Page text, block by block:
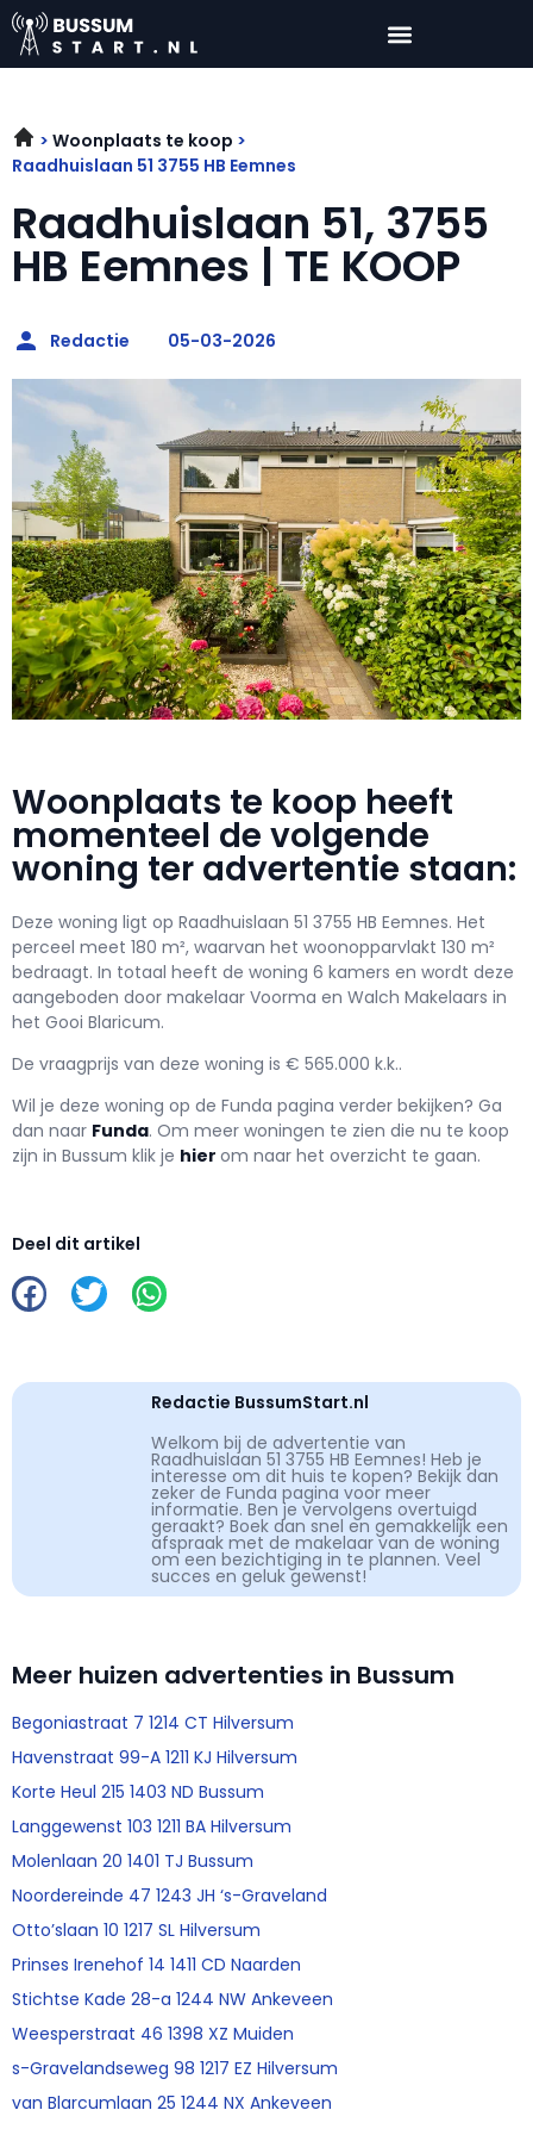
Woonplaats te koop
Raadhuislaan 51 3755 HB Eemnes
Raadhuislaan 51, 3755
HB Eemnes | TE KOOP
Redactie 05-03-2026
Woonplaats te koop heeft
momenteel de volgende
woning ter advertentie staan:
Deze woning ligt op Raadhuislaan 51 3755 HB Eemnes. Het
perceel meet 180 m², waarvan het woonopparvlakt 130 m²
bedraagt. In totaal heeft de woning 6 kamers en wordt deze
aangeboden door makelaar Voorma en Walch Makelaars in
het Gooi Blaricum.
De vraagprijs van deze woning is € 565.000 k.k..
Wil je deze woning op de Funda pagina verder bekijken? Ga
dan naar Funda. Om meer woningen te zien die nu te koop
zijn in Bussum klik je hier om naar het overzicht te gaan.
Deel dit artikel
Redactie BussumStart.nl
Welkom bij de advertentie van
Raadhuislaan 51 3755 HB Eemnes! Heb je
interesse om dit huis te kopen? Bekijk dan
zeker de Funda pagina voor meer
informatie. Ben je vervolgens overtuigd
geraakt? Boek dan snel en gemakkelijk een
afspraak met de makelaar van de woning
om een bezichtiging in te plannen. Veel
succes en geluk gewenst!
Meer huizen advertenties in Bussum
Begoniastraat 7 1214 CT Hilversum
Havenstraat 99-A 1211 KJ Hilversum
Korte Heul 215 1403 ND Bussum
Langgewenst 103 1211 BA Hilversum
Molenlaan 20 1401 TJ Bussum
Noordereinde 47 1243 JH ‘s-Graveland
Otto’slaan 10 1217 SL Hilversum
Prinses Irenehof 14 1411 CD Naarden
Stichtse Kade 28-a 1244 NW Ankeveen
Weesperstraat 46 1398 XZ Muiden
s-Gravelandseweg 98 1217 EZ Hilversum
van Blarcumlaan 25 1244 NX Ankeveen